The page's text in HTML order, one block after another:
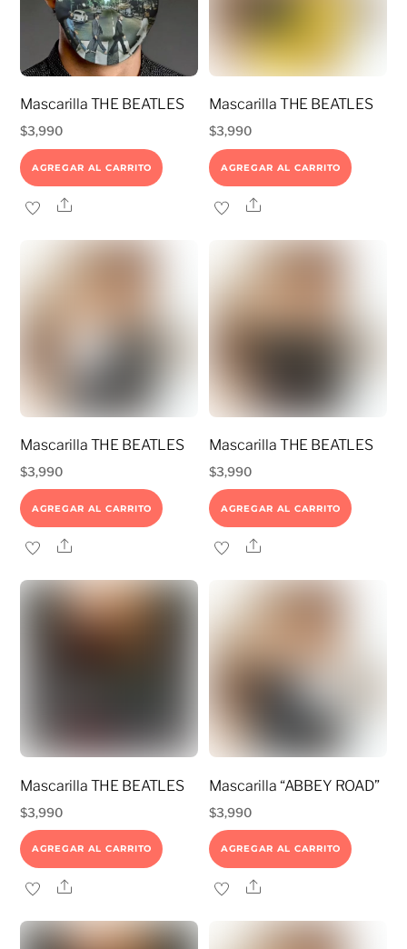
Mascarilla THE BEATLES
$3,990
AGREGAR AL CARRITO
Share
Mascarilla THE BEATLES
$3,990
AGREGAR AL CARRITO
Share
Mascarilla THE BEATLES
$3,990
AGREGAR AL CARRITO
Share
Mascarilla THE BEATLES
$3,990
AGREGAR AL CARRITO
Share
Mascarilla THE BEATLES
$3,990
AGREGAR AL CARRITO
Share
Mascarilla “ABBEY ROAD”
$3,990
AGREGAR AL CARRITO
Share